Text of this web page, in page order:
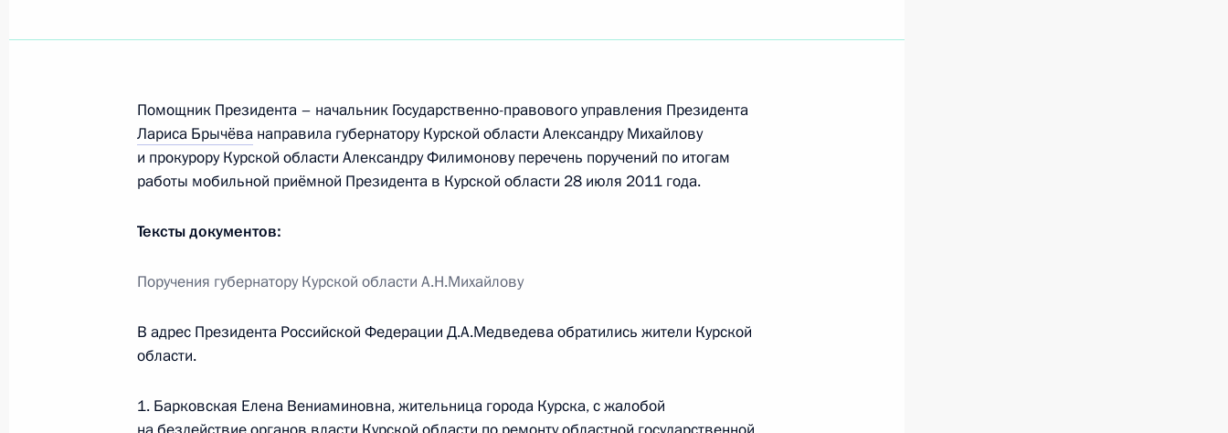
3 августа 2011 года, 18:15
приёмной в Амурской области
О ходе исполнения пунктов 1, 2 и 6 плана мероприятий по реализации перечня
Ростове-на-Дону
3 августа 2011 года, 17:50
Помощник Президента – начальник Государственно-правового управления Президента
Лариса Брычёва направила губернатору Курской области Александру Михайлову
и прокурору Курской области Александру Филимонову перечень поручений по итогам
работы мобильной приёмной Президента в Курской области 28 июля 2011 года.
Тексты документов:
Поручения губернатору Курской области А.Н.Михайлову
В адрес Президента Российской Федерации Д.А.Медведева обратились жители Курской
области.
1. Барковская Елена Вениаминовна, жительница города Курска, с жалобой